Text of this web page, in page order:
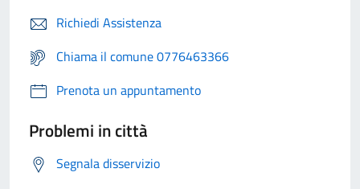
Richiedi Assistenza
Chiama il comune 0776463366
Prenota un appuntamento
Problemi in città
Segnala disservizio